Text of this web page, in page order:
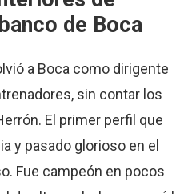
de Boca
a Boca como dirigente
sin contar los
El primer perfil que
y pasado glorioso en el
Fue campeón en pocos